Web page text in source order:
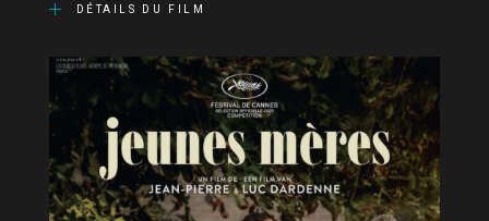
DÉTAILS DU FILM